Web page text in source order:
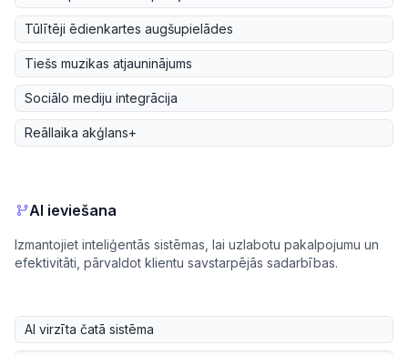
Tūlītēji ēdienkartes augšupielādes
Tiešs muzikas atjauninājums
Sociālo mediju integrācija
Reāllaika akģlans+
AI ieviešana
Izmantojiet inteliģentās sistēmas, lai uzlabotu pakalpojumu un
efektivitāti, pārvaldot klientu savstarpējās sadarbības.
AI virzīta čatā sistēma